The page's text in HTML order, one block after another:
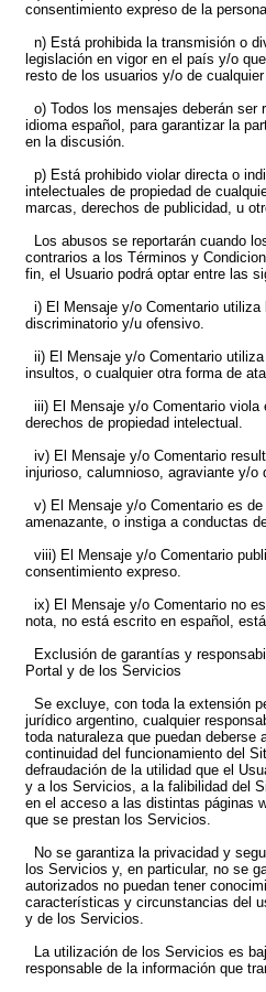
consentimiento expreso de la
n) Está prohibida la transmisión o
legislación en vigor en el país y/o
resto de los usuarios y/o de
o) Todos los mensajes deberán ser
idioma español, para garantizar la
en la discusión.
p) Está prohibido violar directa o
intelectuales de propiedad de
marcas, derechos de publicidad, u
Los abusos se reportarán cuando
contrarios a los Términos y
fin, el Usuario podrá optar entre las
i) El Mensaje y/o Comentario utiliza
discriminatorio y/u ofensivo.
ii) El Mensaje y/o Comentario
insultos, o cualquier otra forma de
iii) El Mensaje y/o Comentario
derechos de propiedad intelectual.
iv) El Mensaje y/o Comentario
injurioso, calumnioso, agraviante y/o
v) El Mensaje y/o Comentario es
amenazante, o instiga a conductas
viii) El Mensaje y/o Comentario
consentimiento expreso.
ix) El Mensaje y/o Comentario no
nota, no está escrito en español,
Exclusión de garantías y
Portal y de los Servicios
Se excluye, con toda la extensión
jurídico argentino, cualquier
toda naturaleza que puedan deberse
continuidad del funcionamiento del
defraudación de la utilidad que el
y a los Servicios, a la falibilidad del
en el acceso a las distintas páginas
que se prestan los Servicios.
No se garantiza la privacidad y
los Servicios y, en particular, no se
autorizados no puedan tener
características y circunstancias del
y de los Servicios.
La utilización de los Servicios es
responsable de la información que